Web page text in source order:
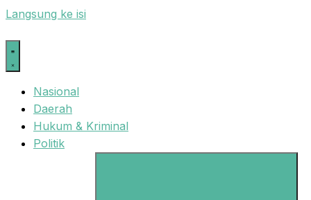
Langsung ke isi
Nasional
Daerah
Hukum & Kriminal
Politik